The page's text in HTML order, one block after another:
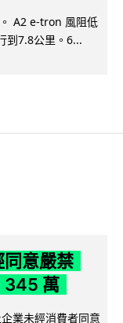
A2 e-tron 風阻低
到7.8公里。6...
同意嚴禁
345 萬
業未經消費者同意